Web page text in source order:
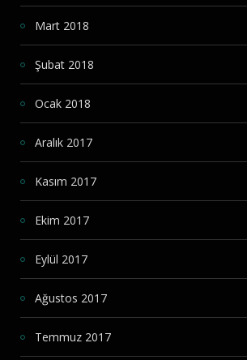
Mart 2018
Şubat 2018
Ocak 2018
Aralık 2017
Kasım 2017
Ekim 2017
Eylül 2017
Ağustos 2017
Temmuz 2017